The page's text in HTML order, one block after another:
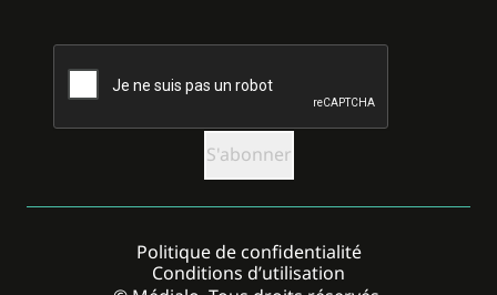
CAPTCHA
Politique de confidentialité
Conditions d’utilisation